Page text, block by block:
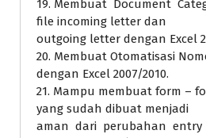
19. Membuat Document
file incoming letter dan
outgoing letter dengan Excel
20. Membuat Otomatisasi
dengan Excel 2007/2010.
21. Mampu membuat form –
yang sudah dibuat menjadi
aman dari perubahan entry